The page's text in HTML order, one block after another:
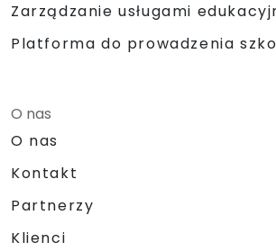
Zarządzanie usługami
Platforma do prowadzenia
O nas
O nas
Kontakt
Partnerzy
Klienci